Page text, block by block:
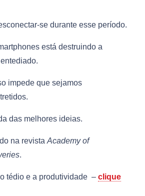
se durante esse período.
está destruindo a
impede que sejamos
das melhores ideias.
na revista Academy of
.
tédio e a produtividade – clique